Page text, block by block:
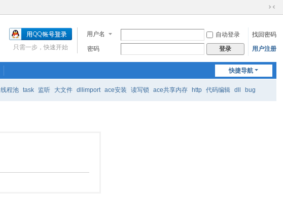
切
到
窄
版
用户名 自动登录
找回密码
密码
登录 用户注册
只需一步，快速开始
快捷导航
线程池 task 监听 大文件 dllimport ace安装 读写锁 ace共享内存 http 代码编辑 dll bug